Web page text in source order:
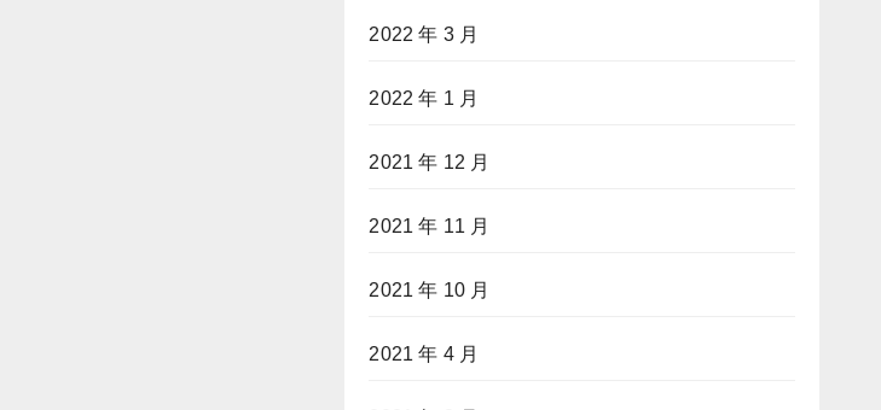
2022 年 3 月
2022 年 1 月
2021 年 12 月
2021 年 11 月
2021 年 10 月
2021 年 4 月